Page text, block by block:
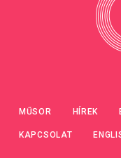
MŰSOR HÍREK
KAPCSOLAT